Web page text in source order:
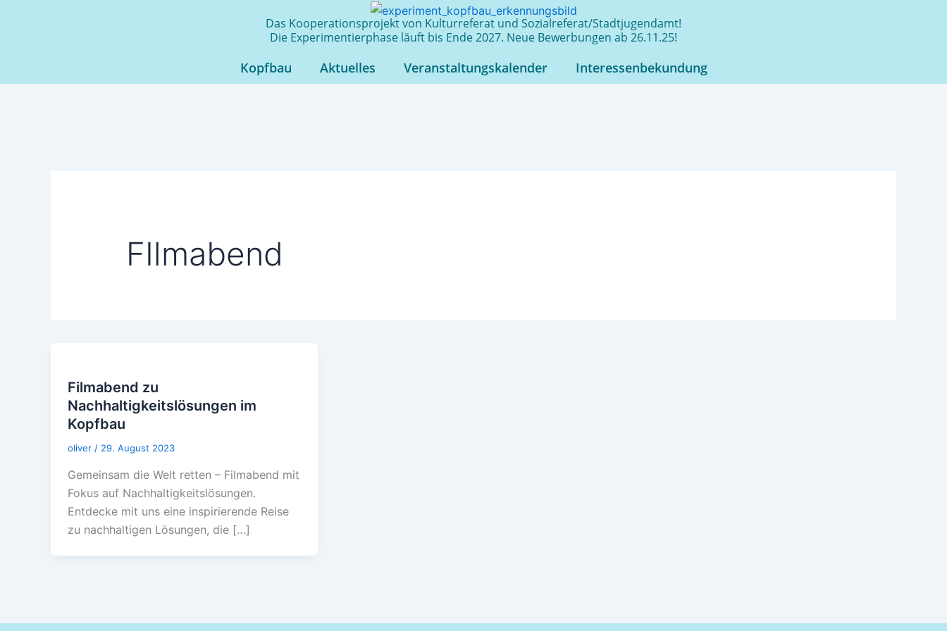
Das Kooperationsprojekt von Kulturreferat und Sozialreferat/Stadtjugendamt!
Die Experimentierphase läuft bis Ende 2027. Neue Bewerbungen ab 26.11.25!
Kopfbau Aktuelles Veranstaltungskalender Interessenbekundung
FIlmabend
Filmabend zu
Nachhaltigkeitslösungen im
Kopfbau
oliver / 29. August 2023
Gemeinsam die Welt retten – Filmabend mit
Fokus auf Nachhaltigkeitslösungen.
Entdecke mit uns eine inspirierende Reise
zu nachhaltigen Lösungen, die […]